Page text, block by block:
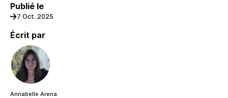
Publié le
7 Oct. 2025
Écrit par
Annabelle Arena